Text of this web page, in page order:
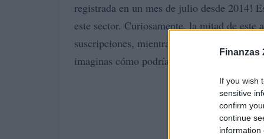
Finanzas
If you wish
sensitive
confirm
continue
information
registrada en un mes de julio desde 2014!
este sector. Curiosamente, la mitad de
suscripciones, mientras que la otra mitad se
imaginas cómo podrían seguir creciendo